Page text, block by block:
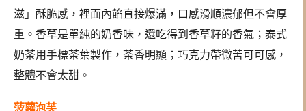
滋」酥脆感，裡面內餡直接爆滿，口感滑順濃郁但不會厚
重。香草是單純的奶香味，還吃得到香草籽的香氣；泰式
奶茶用手標茶葉製作，茶香明顯；巧克力帶微苦可可感，
整體不會太甜。
菠蘿泡芙